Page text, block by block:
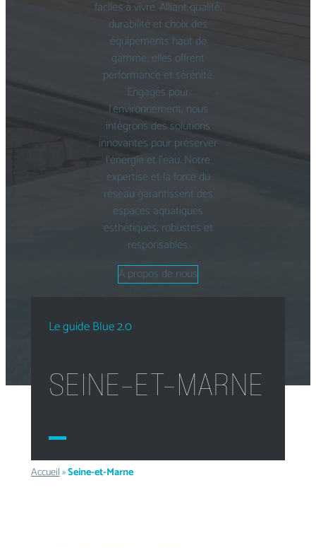
faciles à vivre. Alliant qualité,
durabilité et choix des
équipements haut de
gamme, elles offrent
performance et sérénité.
Engagés pour
l’environnement, nous
intégrons des solutions
innovantes pour préserver
l’énergie et l’eau. Notre
expertise et la force du
réseau garantissent des
espaces aquatiques
esthétiques, robustes et
responsables.
A propos de nous
Le guide Blue 2.0
SEINE-ET-MARNE
Accueil»Seine-et-Marne